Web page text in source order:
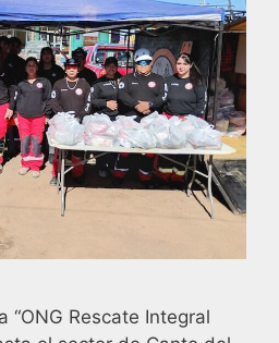
“ONG Rescate Integral